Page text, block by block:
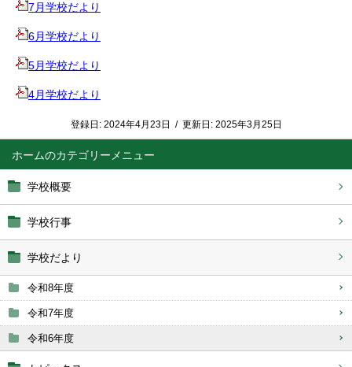
ホーム
学校概要
学校行事
学校だより
令和8年度
令和7年度
令和6年度
7月学校だより
6月学校だより
5月学校だより
4月学校だより
登録日: 2024年4月23日 / 更新日: 2025年3月25日